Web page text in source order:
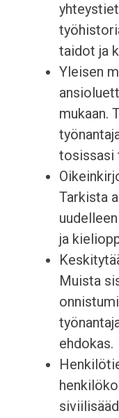
taidot ja
Yleisen
mukaan.
tosissasi
Tarkista
ja
Muista
ehdokas.